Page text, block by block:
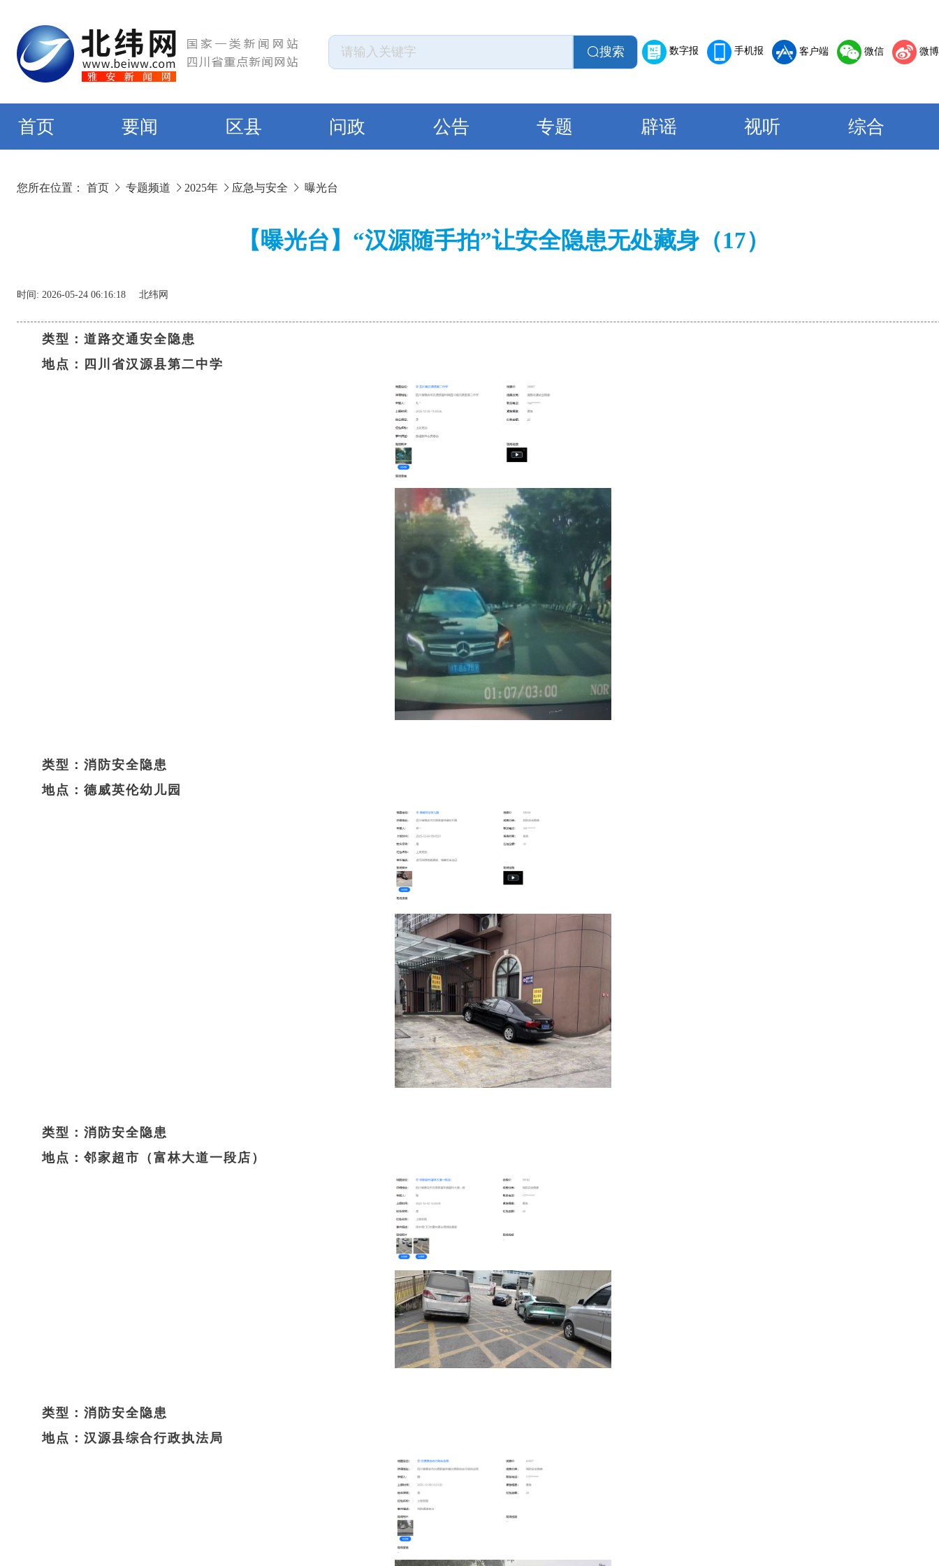
搜索 数字报 手机报 客户端 微信 微博
首页 要闻 区县 问政 公告 专题 辟谣 视听 综合
您所在位置： 首页 专题频道 2025年 应急与安全 曝光台
【曝光台】“汉源随手拍”让安全隐患无处藏身（17）
时间: 2026-05-24 06:16:18 北纬网
类型：道路交通安全隐患
地点：四川省汉源县第二中学
类型：消防安全隐患
地点：德威英伦幼儿园
类型：消防安全隐患
地点：邻家超市（富林大道一段店）
类型：消防安全隐患
地点：汉源县综合行政执法局